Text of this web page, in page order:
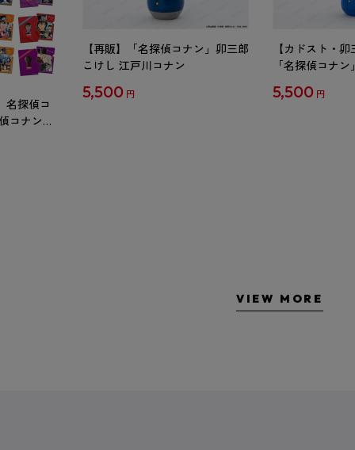
名探偵コ
コナン」
【再販】「名探偵コナン」卯三郎
こけし 江戸川コナン
5,500 円
【カドスト・
「名探偵コナ
5,500 円
VIEW MORE